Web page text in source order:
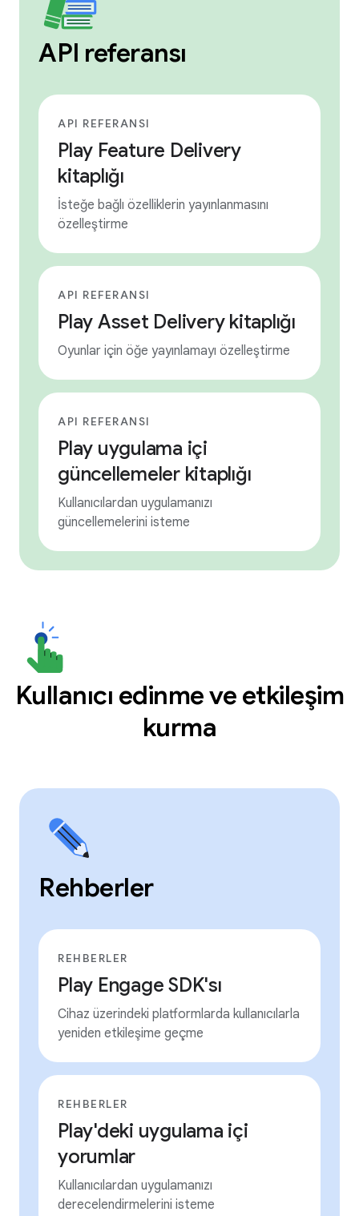
API referansı
API REFERANSI
Play Feature Delivery
kitaplığı
İsteğe bağlı özelliklerin yayınlanmasını
özelleştirme
API REFERANSI
Play Asset Delivery kitaplığı
Oyunlar için öğe yayınlamayı özelleştirme
API REFERANSI
Play uygulama içi
güncellemeler kitaplığı
Kullanıcılardan uygulamanızı
güncellemelerini isteme
Kullanıcı edinme ve etkileşim
kurma
Rehberler
REHBERLER
Play Engage SDK'sı
Cihaz üzerindeki platformlarda kullanıcılarla
yeniden etkileşime geçme
REHBERLER
Play'deki uygulama içi
yorumlar
Kullanıcılardan uygulamanızı
derecelendirmelerini isteme